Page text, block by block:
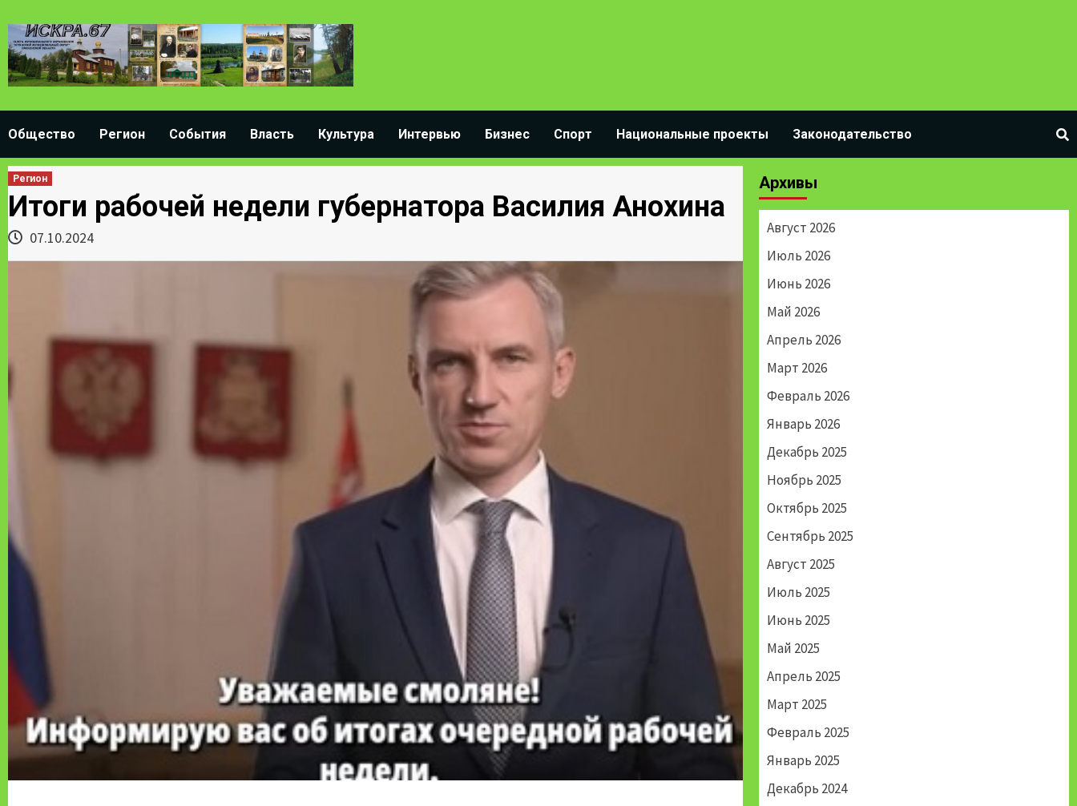
to
content
Общество Регион События Власть Культура Интервью Бизнес Спорт Национальные проекты Законодательство
Регион
Итоги рабочей недели губернатора Василия Анохина
07.10.2024
Архивы
Август 2026
Июль 2026
Июнь 2026
Май 2026
Апрель 2026
Март 2026
Февраль 2026
Январь 2026
Декабрь 2025
Ноябрь 2025
Октябрь 2025
Сентябрь 2025
Август 2025
Июль 2025
Июнь 2025
Май 2025
Апрель 2025
Март 2025
Февраль 2025
Январь 2025
Декабрь 2024